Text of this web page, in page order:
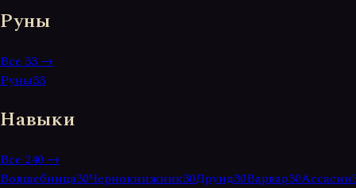
Руны
Все33→
Руны33
Навыки
Все240→
Волшебница30Чернокнижник30Друид30Варвар30Ассасин